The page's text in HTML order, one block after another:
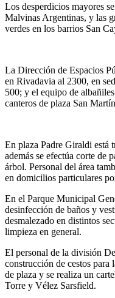
Los desperdicios mayores
Malvinas Argentinas, y las
verdes en los barrios San
La Dirección de Espacios
en Rivadavia al 2300, en
500; y el equipo de
canteros de plaza San
En plaza Padre Giraldi está
además se efectúa corte de
árbol. Personal del área
en domicilios particulares
En el Parque Municipal
desinfección de baños y
desmalezado en distintos
limpieza en general.
El personal de la división
construcción de cestos para
de plaza y se realiza un
Torre y Vélez Sarsfield.